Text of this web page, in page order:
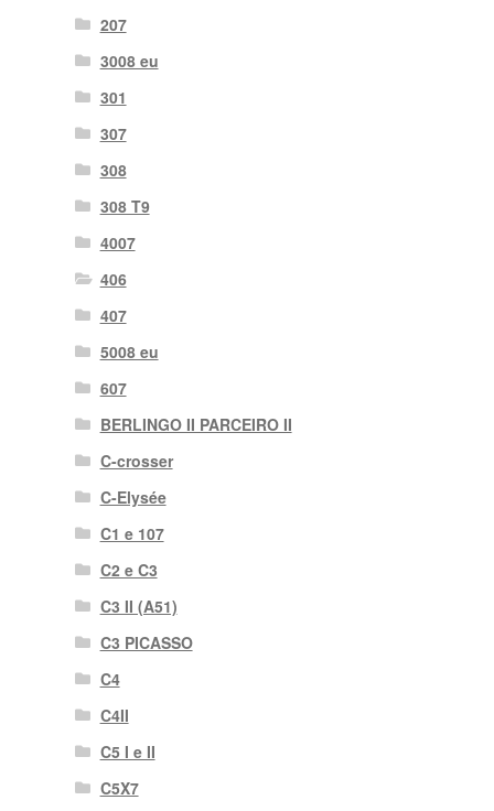
207
3008 eu
301
307
308
308 T9
4007
406
407
5008 eu
607
BERLINGO II PARCEIRO II
C-crosser
C-Elysée
C1 e 107
C2 e C3
C3 II (A51)
C3 PICASSO
C4
C4II
C5 I e II
C5X7